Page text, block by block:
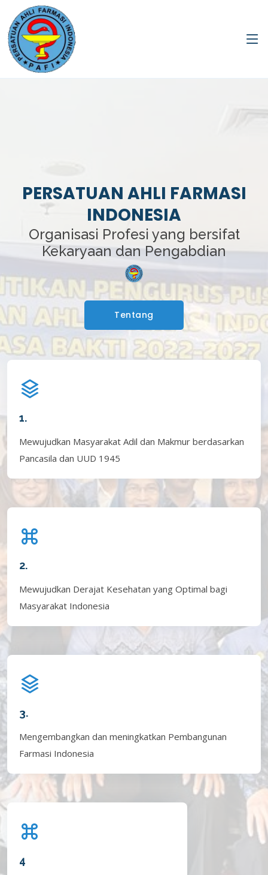
PERSATUAN AHLI FARMASI
INDONESIA
Organisasi Profesi yang bersifat
Kekaryaan dan Pengabdian
Tentang
1.
Mewujudkan Masyarakat Adil dan Makmur berdasarkan
Pancasila dan UUD 1945
2.
Mewujudkan Derajat Kesehatan yang Optimal bagi
Masyarakat Indonesia
3.
Mengembangkan dan meningkatkan Pembangunan
Farmasi Indonesia
4